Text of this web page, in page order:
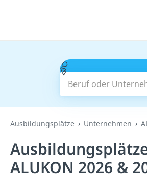
Beruf oder
Ausbildungsplätze Unternehmen
ALUKON 2026 &